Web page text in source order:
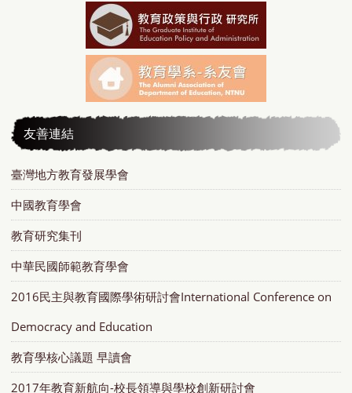
友善連結
臺灣地方教育發展學會
中國教育學會
教育研究集刊
中華民國師範教育學會
2016民主與教育國際學術研討會International Conference on
Democracy and Education
教育學核心議題 早讀會
2017年教育新航向-校長領導與學校創新研討會